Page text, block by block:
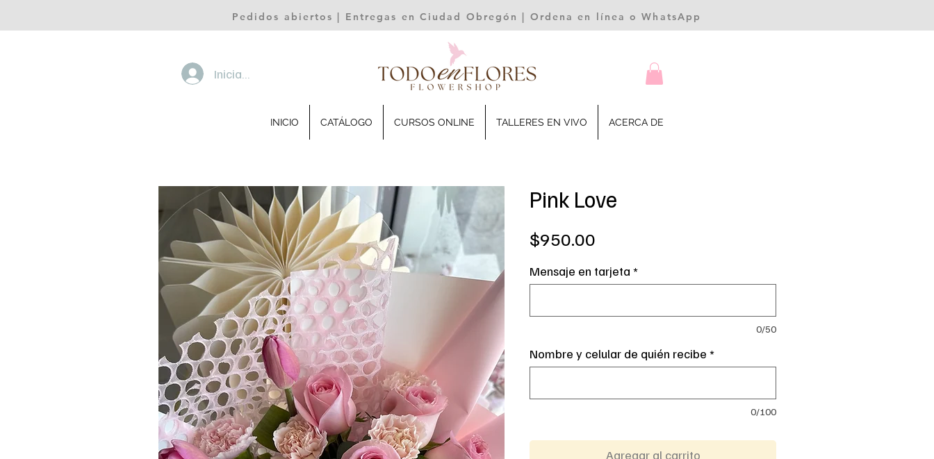
Pedidos abiertos | Entregas en Ciudad Obregón | Ordena en línea o WhatsApp
Iniciar sesión
INICIO CATÁLOGO CURSOS ONLINE TALLERES EN VIVO ACERCA DE
Pink Love
$950.00
Mensaje en tarjeta *
0/50
Nombre y celular de quién recibe *
0/100
Agregar al carrito